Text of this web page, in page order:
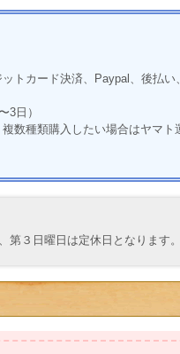
トカード決済、Paypal、後払い
3日）
数種類購入したい場合はヤマト
第３日曜日は定休日となります